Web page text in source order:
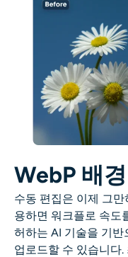
WebP 배
수동 편집은 이제 그만
용하면 워크플로 속도
허하는 AI 기술을 기
업로드할 수 있습니다